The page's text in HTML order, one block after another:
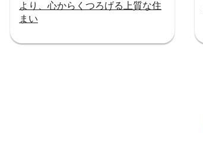
より、心からくつろげる上質な住
まい